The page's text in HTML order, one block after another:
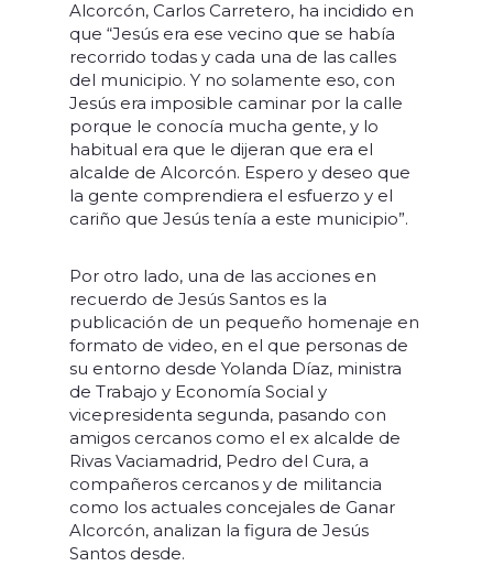
Alcorcón, Carlos Carretero, ha incidido en
que “Jesús era ese vecino que se había
recorrido todas y cada una de las calles
del municipio. Y no solamente eso, con
Jesús era imposible caminar por la calle
porque le conocía mucha gente, y lo
habitual era que le dijeran que era el
alcalde de Alcorcón. Espero y deseo que
la gente comprendiera el esfuerzo y el
cariño que Jesús tenía a este municipio”.
Por otro lado, una de las acciones en
recuerdo de Jesús Santos es la
publicación de un pequeño homenaje en
formato de video, en el que personas de
su entorno desde Yolanda Díaz, ministra
de Trabajo y Economía Social y
vicepresidenta segunda, pasando con
amigos cercanos como el ex alcalde de
Rivas Vaciamadrid, Pedro del Cura, a
compañeros cercanos y de militancia
como los actuales concejales de Ganar
Alcorcón, analizan la figura de Jesús
Santos desde.